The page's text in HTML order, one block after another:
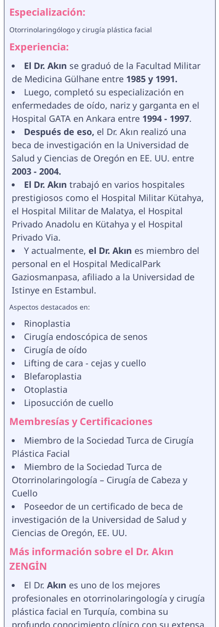
Especialización:
Otorrinolaringólogo y cirugía plástica facial
Experiencia:
El Dr. Akın se graduó de la Facultad Militar
de Medicina Gülhane entre 1985 y 1991.
Luego, completó su especialización en
enfermedades de oído, nariz y garganta en el
Hospital GATA en Ankara entre 1994 - 1997.
Después de eso, el Dr. Akın realizó una
beca de investigación en la Universidad de
Salud y Ciencias de Oregón en EE. UU. entre
2003 - 2004.
El Dr. Akın trabajó en varios hospitales
prestigiosos como el Hospital Militar Kütahya,
el Hospital Militar de Malatya, el Hospital
Privado Anadolu en Kütahya y el Hospital
Privado Via.
Y actualmente, el Dr. Akın es miembro del
personal en el Hospital MedicalPark
Gaziosmanpasa, afiliado a la Universidad de
Istinye en Estambul.
Aspectos destacados en:
Rinoplastia
Cirugía endoscópica de senos
Cirugía de oído
Lifting de cara - cejas y cuello
Blefaroplastia
Otoplastia
Liposucción de cuello
Membresías y Certificaciones
Miembro de la Sociedad Turca de Cirugía
Plástica Facial
Miembro de la Sociedad Turca de
Otorrinolaringología – Cirugía de Cabeza y
Cuello
Poseedor de un certificado de beca de
investigación de la Universidad de Salud y
Ciencias de Oregón, EE. UU.
Más información sobre el Dr. Akın
ZENGİN
El Dr. Akın es uno de los mejores
profesionales en otorrinolaringología y cirugía
plástica facial en Turquía, combina su